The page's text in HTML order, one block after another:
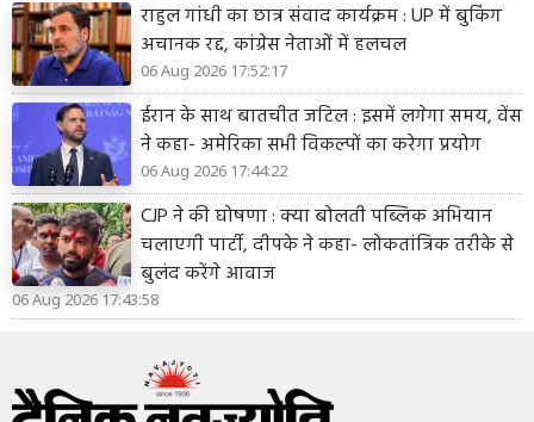
राहुल गांधी का छात्र संवाद कार्यक्रम : UP में बुकिंग
अचानक रद्द, कांग्रेस नेताओं में हलचल
06 Aug 2026 17:52:17
ईरान के साथ बातचीत जटिल : इसमें लगेगा समय, वेंस
ने कहा- अमेरिका सभी विकल्पों का करेगा प्रयोग
06 Aug 2026 17:44:22
CJP ने की घोषणा : क्या बोलती पब्लिक अभियान
चलाएगी पार्टी, दीपके ने कहा- लोकतांत्रिक तरीके से
बुलंद करेंगे आवाज
06 Aug 2026 17:43:58